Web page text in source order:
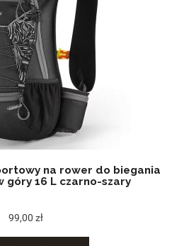
na rower do biegania
góry 16 L czarno-szary
99,00 zł